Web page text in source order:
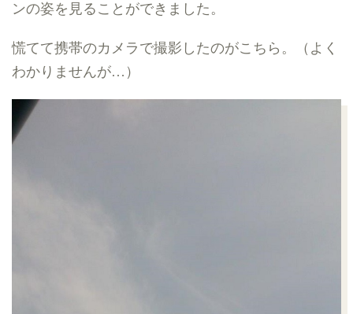
ンの姿を見ることができました。
慌てて携帯のカメラで撮影したのがこちら。（よく
わかりませんが… ）